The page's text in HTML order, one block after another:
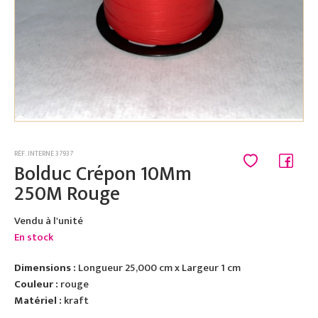
RÉF. INTERNE 37937
Bolduc Crépon 10Mm
250M Rouge
Vendu à l'unité
En stock
Dimensions : Longueur 25,000 cm x Largeur 1 cm
Couleur : rouge
Matériel : kraft